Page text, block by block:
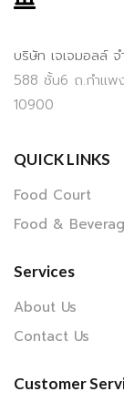
บริษัท เจเจมอลล์
588 ชั้น6 ถ.กำแพ
10900
QUICK LINKS
Food Court
Food &
Services
About Us
Contact Us
Customer